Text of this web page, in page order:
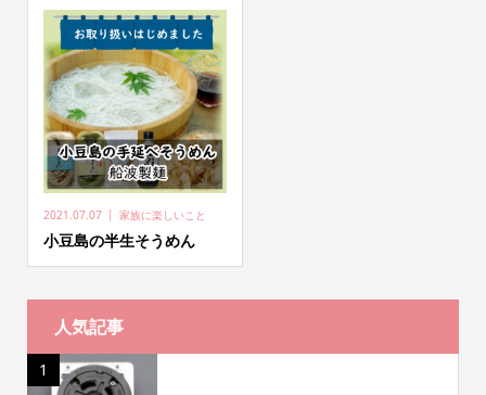
2021.07.07 家族に楽しいこと
小豆島の半生そうめん
人気記事
1